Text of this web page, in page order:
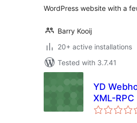
WordPress website with a
Barry Kooij
20+ active installations
Tested with 3.7.41
YD
XML-RPC